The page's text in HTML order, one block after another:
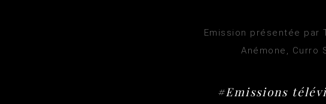
Emission présentée par
Anémone, Curro
#Emissions